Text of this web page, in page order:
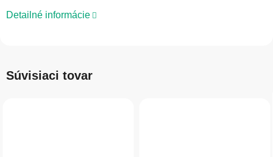
Detailné informácie
Súvisiaci tovar